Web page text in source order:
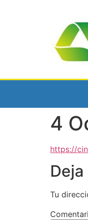
4
https://
Tu